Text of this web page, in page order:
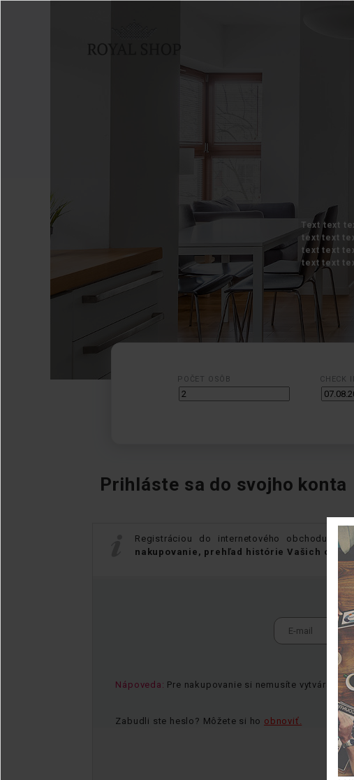
Text text
text text
text text
text text
POČET OSÔB CHECK
Prihláste sa do svojho konta
Registráciou do internetového obchodu
nakupovanie, prehľad histórie Vašich
E-
mail
Nápoveda: Pre nakupovanie si nemusíte vytvárať
Zabudli ste heslo? Môžete si ho obnoviť.